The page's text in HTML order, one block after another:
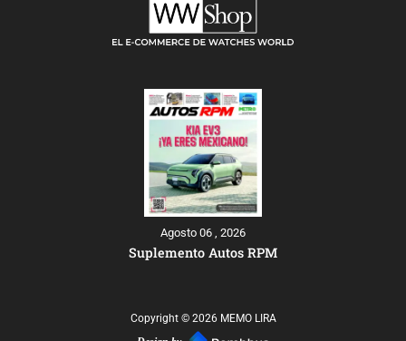
Agosto 06 , 2026
Suplemento Autos RPM
Copyright © 2026 MEMO LIRA